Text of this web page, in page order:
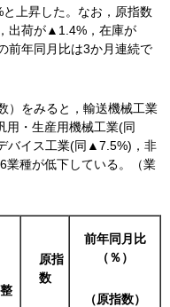
上昇した。なお，原指数
出荷が▲1.4%，在庫が
前年同月比は3か月連続で
）をみると，輸送機械工業
用・生産用機械工業(同
バイス工業(同▲7.5%)，非
種が低下している。（業
原指
数
前年同月比
（％）
（原指数）